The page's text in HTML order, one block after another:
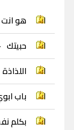
هو انت
حبيتك
اللذاذة
باب
بكلم